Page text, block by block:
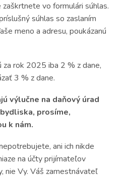
vo formulári súhlas.
súhlas so zaslaním
meno a adresu, poukázanú
za rok 2025 iba 2 % z dane,
3 % z dane.
výlučne na daňový úrad
prosíme,
k nám.
ani ich nikde
na účty prijímateľov
nie Vy. Váš zamestnávateľ